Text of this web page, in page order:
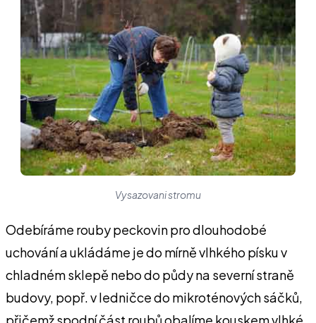
Vysazovani stromu
Odebíráme rouby peckovin pro dlouhodobé
uchování a ukládáme je do mírně vlhkého písku v
chladném sklepě nebo do půdy na severní straně
budovy, popř. v ledničce do mikroténových sáčků,